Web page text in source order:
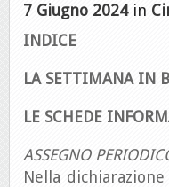
7 Giugno 2024in
INDICE
LA SETTIMANA IN
LE SCHEDE
ASSEGNO
Nella